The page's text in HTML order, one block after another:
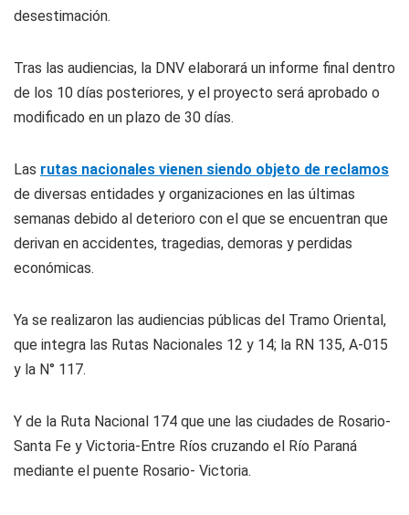
desestimación.
Tras las audiencias, la DNV elaborará un informe final dentro
de los 10 días posteriores, y el proyecto será aprobado o
modificado en un plazo de 30 días.
Las rutas nacionales vienen siendo objeto de reclamos
de diversas entidades y organizaciones en las últimas
semanas debido al deterioro con el que se encuentran que
derivan en accidentes, tragedias, demoras y perdidas
económicas.
Ya se realizaron las audiencias públicas del Tramo Oriental,
que integra las Rutas Nacionales 12 y 14; la RN 135, A-015
y la N° 117.
Y de la Ruta Nacional 174 que une las ciudades de Rosario-
Santa Fe y Victoria-Entre Ríos cruzando el Río Paraná
mediante el puente Rosario- Victoria.